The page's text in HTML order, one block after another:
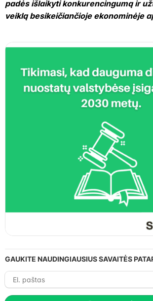
padės išlaikyti konkurencingumą ir
veiklą besikeičiančioje ekonominėje
GAUKITE NAUDINGIAUSIUS SAVAITĖS
El.
paštas